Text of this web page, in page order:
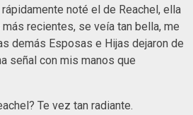
noté el de Reachel, ella
recientes, se veía tan bella, me
demás Esposas e Hijas dejaron de
señal con mis manos que
Te vez tan radiante.